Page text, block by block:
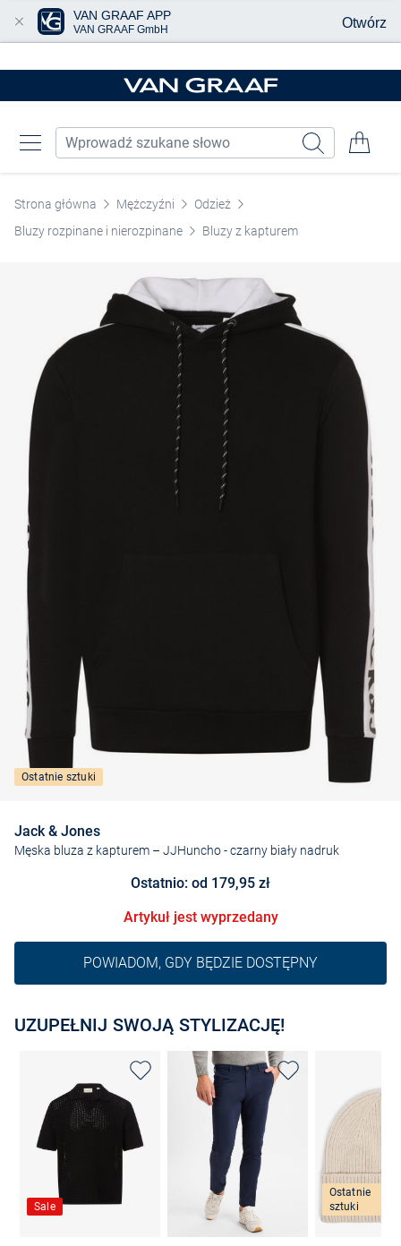
Strona główna Mężczyźni
Odzież
Bluzy rozpinane i nierozpinane
Bluzy z kapturem
Ostatnie sztuki
Jack & Jones
Męska bluza z kapturem – JJHuncho- czarny biały nadruk
Ostatnio: od 179,95 zł
Artykuł jest wyprzedany
POWIADOM, GDY BĘDZIE DOSTĘPNY
UZUPEŁNIJ SWOJĄ STYLIZACJĘ!
Sale
Ostatnie
sztuki
VAN GRAAF APP
VAN GRAAF GmbH Otwórz